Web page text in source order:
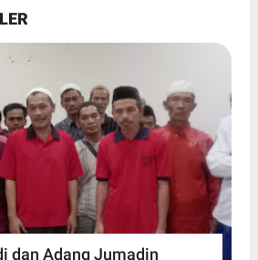
dan Adang Jumadin